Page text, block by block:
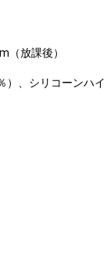
（放課後）
）、シリコーンハイ